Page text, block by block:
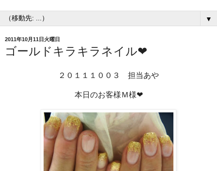
▼
2011年10月11日火曜日
ゴールドキラキラネイル❤
２０１１１００３ 担当あや
本日のお客様Ｍ様❤